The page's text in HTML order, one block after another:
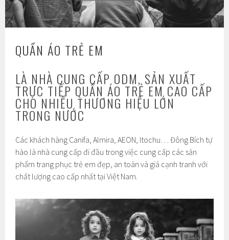
QUẦN ÁO TRẺ EM
LÀ NHÀ CUNG CẤP ODM, SẢN XUẤT
TRỰC TIẾP QUẦN ÁO TRẺ EM CAO CẤP
CHO NHIỀU THƯƠNG HIỆU LỚN
TRONG NƯỚC
Các khách hàng Canifa, Almira, AEON, Itochu… Đông Bích tự
hào là nhà cung cấp đi đầu trong việc cung cấp các sản
phẩm trang phục trẻ em đẹp, an toàn và giá cạnh tranh với
chất lượng cao cấp nhất tại Việt Nam.